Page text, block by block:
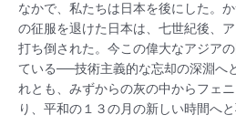
なかで、私たちは日本を後にした。
の征服を退けた日本は、七世紀後、
打ち倒された。今この偉大なアジア
ている──技術主義的な忘却の深淵へ
れとも、みずからの灰の中からフェ
り、平和の１３の月の新しい時間へと